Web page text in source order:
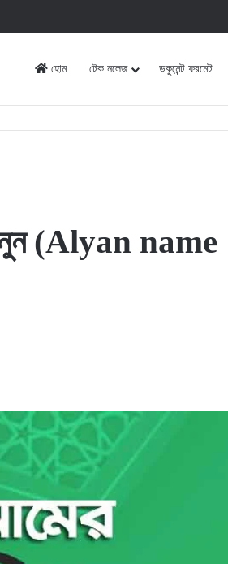
হোম টেক নলেজ ডকুমেন্ট ফরমেট
(Alyan name